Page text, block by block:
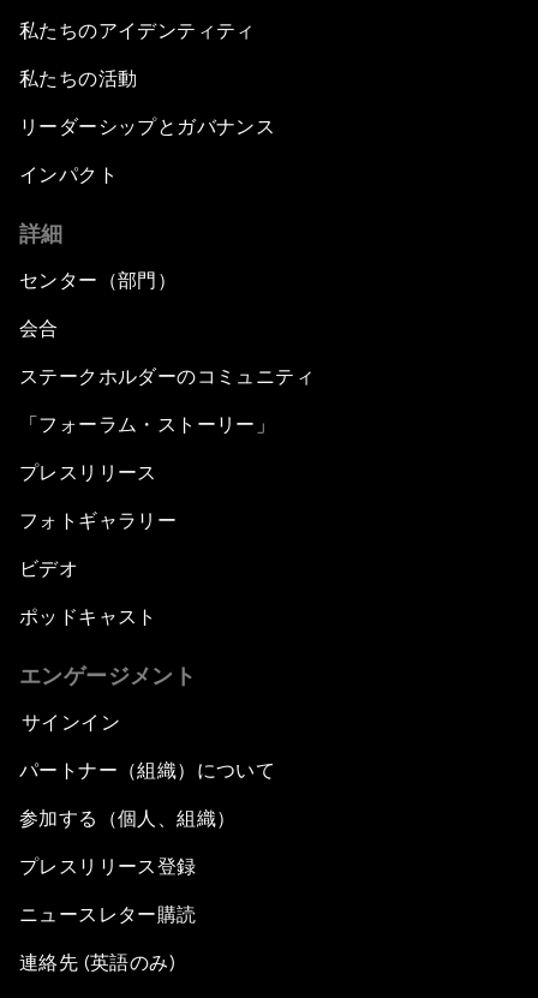
私たちのアイデンティティ
私たちの活動
リーダーシップとガバナンス
インパクト
詳細
センター（部門）
会合
ステークホルダーのコミュニティ
「フォーラム・ストーリー」
プレスリリース
フォトギャラリー
ビデオ
ポッドキャスト
エンゲージメント
サインイン
パートナー（組織）について
参加する（個人、組織）
プレスリリース登録
ニュースレター購読
連絡先 (英語のみ)